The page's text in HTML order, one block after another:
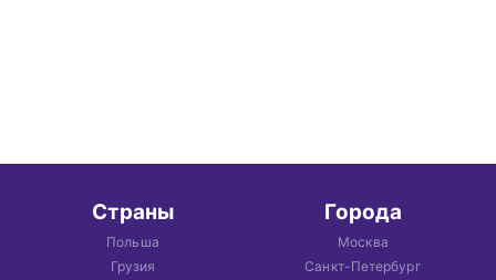
Страны
Польша
Грузия
Города
Москва
Санкт-Петербург